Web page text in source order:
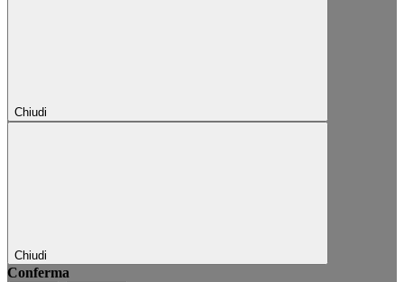
Chiudi
Chiudi
Conferma